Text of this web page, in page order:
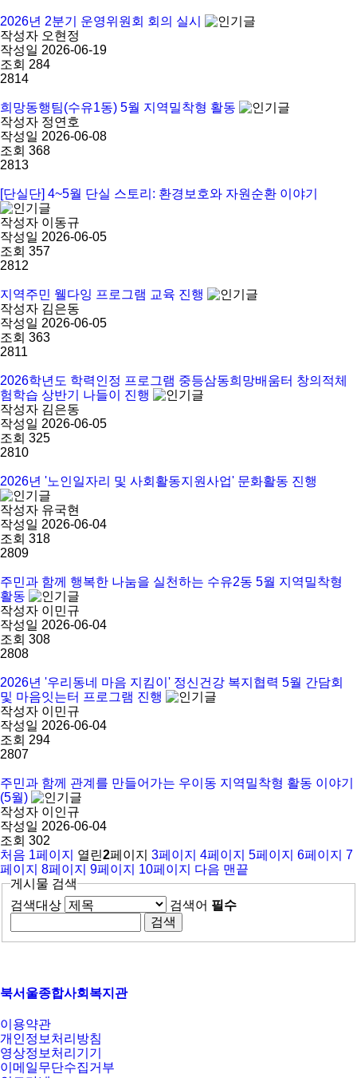
2026년 2분기 운영위원회 회의 실시
작성자 오현정
작성일 2026-06-19
조회 284
2814
희망동행팀(수유1동) 5월 지역밀착형 활동
작성자 정연호
작성일 2026-06-08
조회 368
2813
[단실단] 4~5월 단실 스토리: 환경보호와 자원순환 이야기
작성자 이동규
작성일 2026-06-05
조회 357
2812
지역주민 웰다잉 프로그램 교육 진행
작성자 김은동
작성일 2026-06-05
조회 363
2811
2026학년도 학력인정 프로그램 중등삼동희망배움터 창의적체
험학습 상반기 나들이 진행
작성자 김은동
작성일 2026-06-05
조회 325
2810
2026년 '노인일자리 및 사회활동지원사업' 문화활동 진행
작성자 유국현
작성일 2026-06-04
조회 318
2809
주민과 함께 행복한 나눔을 실천하는 수유2동 5월 지역밀착형
활동
작성자 이민규
작성일 2026-06-04
조회 308
2808
2026년 '우리동네 마음 지킴이' 정신건강 복지협력 5월 간담회
및 마음잇는터 프로그램 진행
작성자 이민규
작성일 2026-06-04
조회 294
2807
주민과 함께 관계를 만들어가는 우이동 지역밀착형 활동 이야기
(5월)
작성자 이인규
작성일 2026-06-04
조회 302
처음 1페이지 열린2페이지 3페이지 4페이지 5페이지 6페이지 7
페이지 8페이지 9페이지 10페이지 다음 맨끝
게시물 검색
검색대상
검색어 필수
북서울종합사회복지관
이용약관
개인정보처리방침
영상정보처리기기
이메일무단수집거부